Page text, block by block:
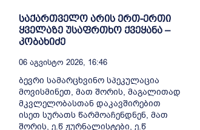
საქართველო არის ერთ-ერთი
ყველაზე უსაფრთხო ქვეყანა –
კობახიძე
06 Აგვისტო 2026, 16:46
ბევრი სამარცხვინო სპეკულაცია
მოვისმინეთ, მათ შორის, მაგალითად
მკვლელობასთან დაკავშირებით
ისეთ სურათს წარმოაჩენდნენ, მათ
შორის, ე.წ ჟურნალისტები, ე.წ